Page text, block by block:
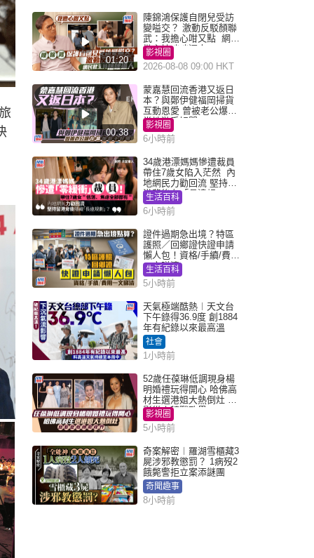
01:20
陳錦鴻保護自閉兒受訪
變嗌交？ 激動反駁顏聯
武：我擔心咁又點 網民
批主持咄咄逼人
影視圈
2026-08-08 09:00 HKT
00:38
蒙嘉慧回流香港又返日
本？與鄭伊健福岡掃貨
互動恩愛 曾被老公爆在
當地游手好閒
影視圈
6小時前
34歲港漂媽媽慘遭裁員
帶住7歲女陷入茫然 內
地網民力勸回流 堅持留
港背後有「長遠規
劃」？
生活百科
6小時前
證件過期急出境？特區
護照／回鄉證快證申請
懶人包！資格/手續/費用
一文睇清
生活百科
5小時前
天氣極端酷熱︱天文台
下午錄得36.9度 創1884
年有紀錄以來最高溫
社會
1小時前
52歲任葆琳低調現身楊
明婚禮玩得開心 哈佛高
材生選港姐大熱倒灶 息
影從商轉戰政界
影視圈
5小時前
奇案解密︱羅湖雪櫃藏3
屍涉邪教懲罰？ 1病歿2
餓斃警拒立案添謎團
奇聞趣事
8小時前